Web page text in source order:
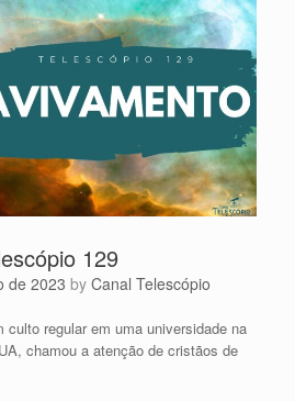
129
de 2023 by Canal Telescópio
regular em uma universidade na
chamou a atenção de cristãos de